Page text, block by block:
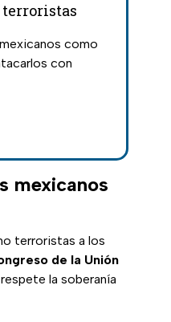
terroristas
como
con
mexicanos
terroristas a los
de la Unión
la soberanía